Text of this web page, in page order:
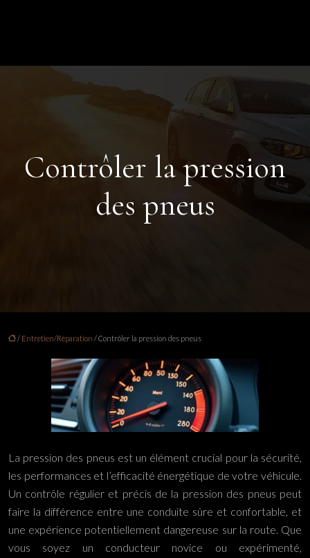
Contrôler la pression
des pneus
/ Entretien/Réparation / Contrôler la pression des pneus
La pression des pneus est un élément crucial pour la sécurité,
les performances et l’efficacité énergétique de votre véhicule.
Un contrôle régulier et précis de la pression des pneus peut
faire la différence entre une conduite sûre et confortable, et
une expérience potentiellement dangereuse sur la route. Que
vous soyez un conducteur novice ou expérimenté,